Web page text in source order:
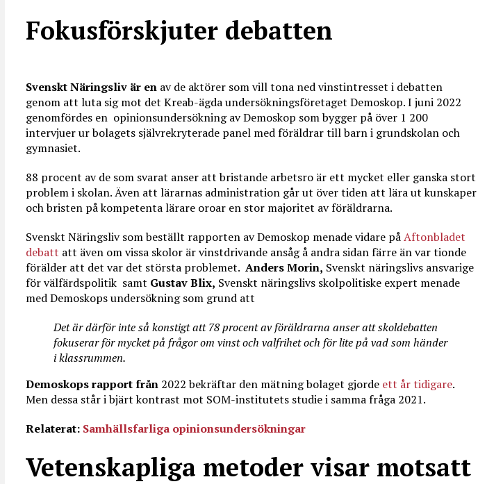
Fokusförskjuter debatten
Svenskt Näringsliv är en av de aktörer som vill tona ned vinstintresset i debatten
genom att luta sig mot det Kreab-ägda undersökningsföretaget Demoskop. I juni 2022
genomfördes en opinionsundersökning av Demoskop som bygger på över 1 200
intervjuer ur bolagets självrekryterade panel med föräldrar till barn i grundskolan och
gymnasiet.
88 procent av de som svarat anser att bristande arbetsro är ett mycket eller ganska stort
problem i skolan. Även att lärarnas administration går ut över tiden att lära ut kunskaper
och bristen på kompetenta lärare oroar en stor majoritet av föräldrarna.
Svenskt Näringsliv som beställt rapporten av Demoskop menade vidare påAftonbladet
debatt att även om vissa skolor är vinstdrivande ansåg å andra sidan färre än var tionde
förälder att det var det största problemet. Anders Morin, Svenskt näringslivs ansvarige
för välfärdspolitik samt Gustav Blix, Svenskt näringslivs skolpolitiske expert menade
med Demoskops undersökning som grund att
Det är därför inte så konstigt att 78 procent av föräldrarna anser att skoldebatten
fokuserar för mycket på frågor om vinst och valfrihet och för lite på vad som händer
i klassrummen.
Demoskops rapport från 2022 bekräftar den mätning bolaget gjorde ett år tidigare.
Men dessa står i bjärt kontrast mot SOM-institutets studie i samma fråga 2021.
Relaterat: Samhällsfarliga opinionsundersökningar
Vetenskapliga metoder visar motsatt